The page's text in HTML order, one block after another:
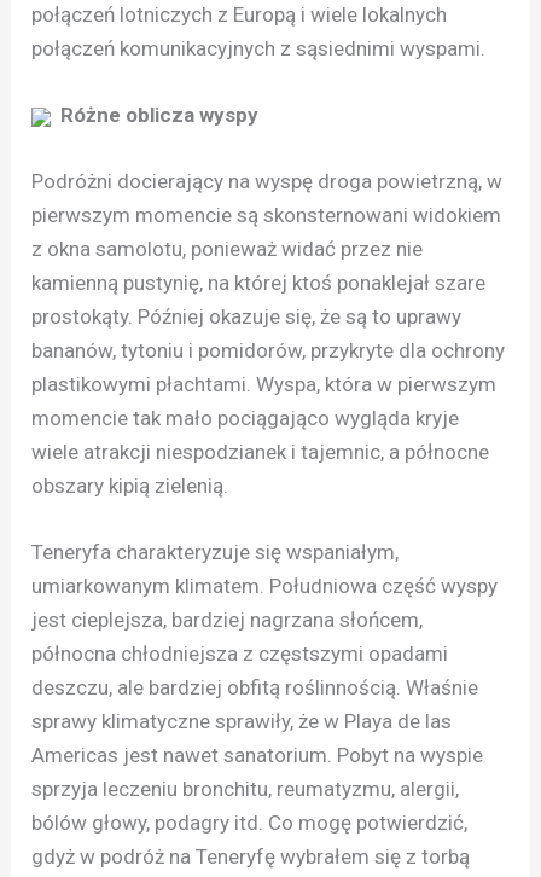
połączeń lotniczych z Europą i wiele lokalnych
połączeń komunikacyjnych z sąsiednimi wyspami.
Różne oblicza wyspy
Podróżni docierający na wyspę droga powietrzną, w
pierwszym momencie są skonsternowani widokiem
z okna samolotu, ponieważ widać przez nie
kamienną pustynię, na której ktoś ponaklejał szare
prostokąty. Później okazuje się, że są to uprawy
bananów, tytoniu i pomidorów, przykryte dla ochrony
plastikowymi płachtami. Wyspa, która w pierwszym
momencie tak mało pociągająco wygląda kryje
wiele atrakcji niespodzianek i tajemnic, a północne
obszary kipią zielenią.
Teneryfa charakteryzuje się wspaniałym,
umiarkowanym klimatem. Południowa część wyspy
jest cieplejsza, bardziej nagrzana słońcem,
północna chłodniejsza z częstszymi opadami
deszczu, ale bardziej obfitą roślinnością. Właśnie
sprawy klimatyczne sprawiły, że w Playa de las
Americas jest nawet sanatorium. Pobyt na wyspie
sprzyja leczeniu bronchitu, reumatyzmu, alergii,
bólów głowy, podagry itd. Co mogę potwierdzić,
gdyż w podróż na Teneryfę wybrałem się z torbą